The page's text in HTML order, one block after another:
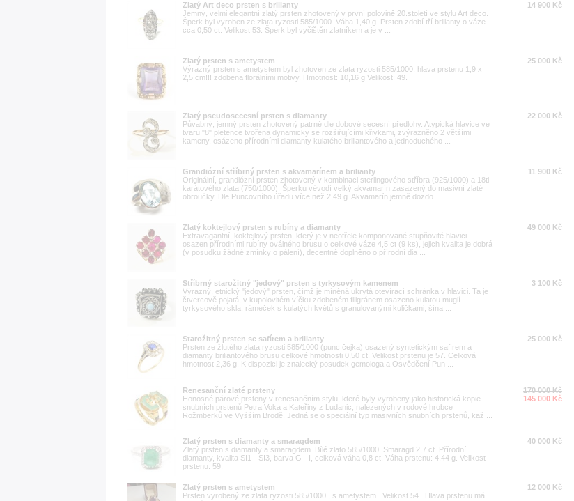
Zlatý Art deco prsten s brilianty
Jemný, velmi elegantní zlatý prsten zhotovený v první polovině 20.století ve stylu Art deco.
Šperk byl vyroben ze zlata ryzosti 585/1000. Váha 1,40 g. Prsten zdobí tří brilianty o váze
cca 0,50 ct. Velikost 53. Šperk byl vyčištěn zlatníkem a je v ...
14 900 Kč
Zlatý prsten s ametystem
Výrazný prsten s ametystem byl zhotoven ze zlata ryzosti 585/1000, hlava prstenu 1,9 x
2,5 cm!!! zdobena florálními motivy. Hmotnost: 10,16 g Velikost: 49.
25 000 Kč
Zlatý pseudosecesní prsten s diamanty
Půvabný, jemný prsten zhotovený patrně dle dobové secesní předlohy. Atypická hlavice ve
tvaru "8" pletence tvořena dynamicky se rozšiřujícími křivkami, zvýrazněno 2 většími
kameny, osázeno přírodními diamanty kulatého briliantového a jednoduchého ...
22 000 Kč
Grandiózní stříbrný prsten s akvamarínem a brilianty
Originální, grandiózní prsten zhotovený v kombinaci sterlingového stříbra (925/1000) a 18ti
karátového zlata (750/1000). Šperku vévodí velký akvamarín zasazený do masivní zlaté
obroučky. Dle Puncovního úřadu více než 2,49 g. Akvamarín jemně dozdo ...
11 900 Kč
Zlatý koktejlový prsten s rubíny a diamanty
Extravagantní, koktejlový prsten, který je v neotřele komponované stupňovité hlavici
osazen přírodními rubíny oválného brusu o celkové váze 4,5 ct (9 ks), jejich kvalita je dobrá
(v posudku žádné zmínky o pálení), decentně doplněno o přírodní dia ...
49 000 Kč
Stříbrný starožitný "jedový" prsten s tyrkysovým kamenem
Výrazný, etnický "jedový" prsten, čímž je míněná ukrytá otevírací schránka v hlavici. Ta je
čtvercově pojatá, v kupolovitém víčku zdobeném filigránem osazeno kulatou muglí
tyrkysového skla, rámeček s kulatých květů s granulovanými kuličkami, šína ...
3 100 Kč
Starožitný prsten se safírem a brilianty
Prsten ze žlutého zlata ryzosti 585/1000 (punc čejka) osazený syntetickým safírem a
diamanty briliantového brusu celkové hmotnosti 0,50 ct. Velikost prstenu je 57. Celková
hmotnost 2,36 g. K dispozici je znalecký posudek gemologa a Osvědčení Pun ...
25 000 Kč
Renesanční zlaté prsteny
Honosné párové prsteny v renesančním stylu, které byly vyrobeny jako historická kopie
snubních prstenů Petra Voka a Kateřiny z Ludanic, nalezených v rodové hrobce
Rožmberků ve Vyšším Brodě. Jedná se o speciální typ masivních snubních prstenů, kaž ...
170 000 Kč
145 000 Kč
Zlatý prsten s diamanty a smaragdem
Zlatý prsten s diamanty a smaragdem. Bílé zlato 585/1000. Smaragd 2,7 ct. Přírodní
diamanty, kvalita SI1 - SI3, barva G - I, celková váha 0,8 ct. Váha prstenu: 4,44 g. Velikost
prstenu: 59.
40 000 Kč
Zlatý prsten s ametystem
Prsten vyrobený ze zlata ryzosti 585/1000 , s ametystem . Velikost 54 . Hlava prstenu má
12 000 Kč